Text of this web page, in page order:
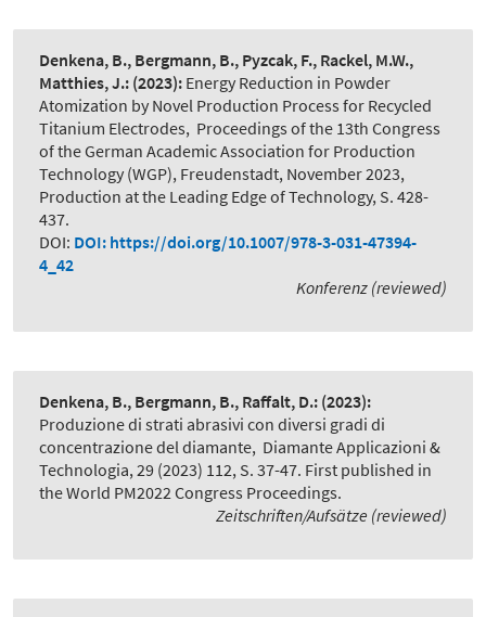
Denkena, B., Bergmann, B., Pyzcak, F., Rackel, M.W.,
Matthies, J.: (2023): Energy Reduction in Powder
Atomization by Novel Production Process for Recycled
Titanium Electrodes, Proceedings of the 13th Congress
of the German Academic Association for Production
Technology (WGP), Freudenstadt, November 2023,
Production at the Leading Edge of Technology, S. 428-
437.
DOI: DOI: https://doi.org/10.1007/978-3-031-47394-
4_42
Konferenz (reviewed)
Denkena, B., Bergmann, B., Raffalt, D.: (2023):
Produzione di strati abrasivi con diversi gradi di
concentrazione del diamante, Diamante Applicazioni &
Technologia, 29 (2023) 112, S. 37-47. First published in
the World PM2022 Congress Proceedings.
Zeitschriften/Aufsätze (reviewed)